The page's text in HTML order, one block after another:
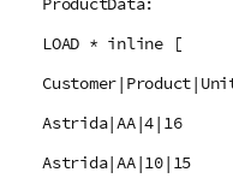
LOAD * inline [
Astrida|AA|4|16
Astrida|AA|10|15